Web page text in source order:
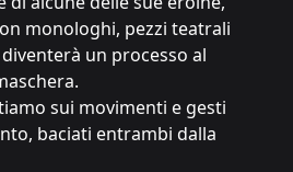
monologhi, pezzi teatrali
un processo al
sui movimenti e gesti
baciati entrambi dalla